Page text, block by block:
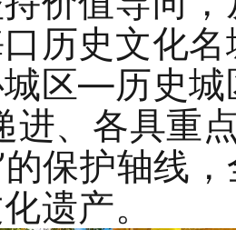
历史文化
区—历史
进、各具重
保护轴线
遗产。